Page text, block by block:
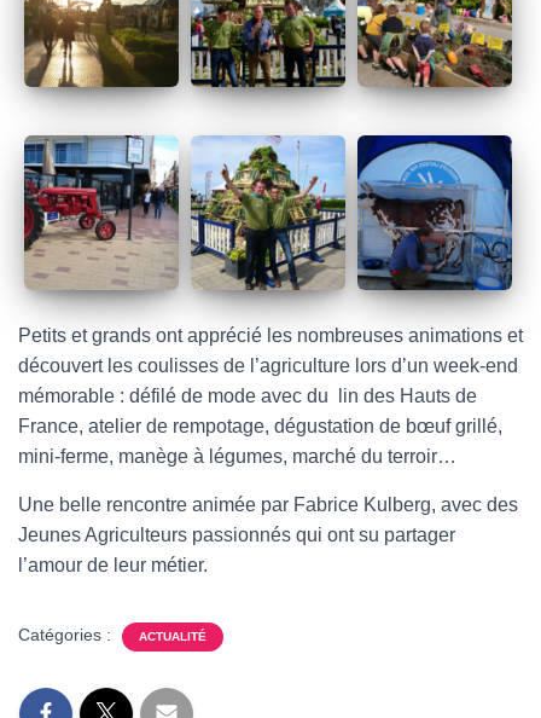
Petits et grands ont apprécié les nombreuses animations et
découvert les coulisses de l’agriculture lors d’un week-end
mémorable : défilé de mode avec du lin des Hauts de
France, atelier de rempotage, dégustation de bœuf grillé,
mini-ferme, manège à légumes, marché du terroir…
Une belle rencontre animée par Fabrice Kulberg, avec des
Jeunes Agriculteurs passionnés qui ont su partager
l’amour de leur métier.
Catégories : ACTUALITÉ